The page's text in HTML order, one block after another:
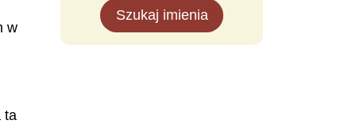
w
ta
Szukaj imienia